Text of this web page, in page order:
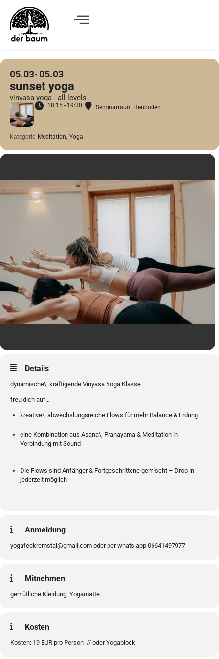
05.03 05.03
sunset yoga
vinyasa yoga - all levels
18:15 - 19:30 Seminarraum Heuboden
Kategorie Meditation, Yoga
Details
dynamische\, kräftigende Vinyasa Yoga Klasse
freu dich auf…
kreative\, abwechslungsreiche Flows für mehr Balance & Erdung
eine Kombination aus Asana\, Pranayama & Meditation in
Verbindung mit Sound
Die Flows sind Anfänger & Fortgeschrittene gemischt – Drop in
jederzeit möglich
Anmeldung
yogafeekremstal@gmail.com oder per whats app 06641497977
Mitnehmen
gemütliche Kleidung, Yogamatte
Kosten
Kosten: 19 EUR pro Person // oder Yogablock